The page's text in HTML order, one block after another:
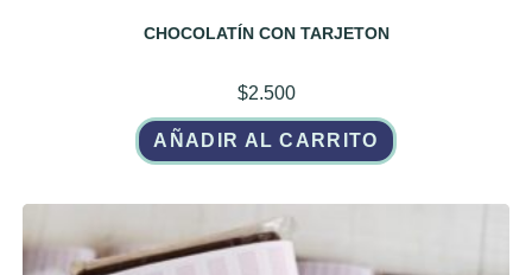
CHOCOLATÍN CON TARJETON
$2.500
AÑADIR AL CARRITO